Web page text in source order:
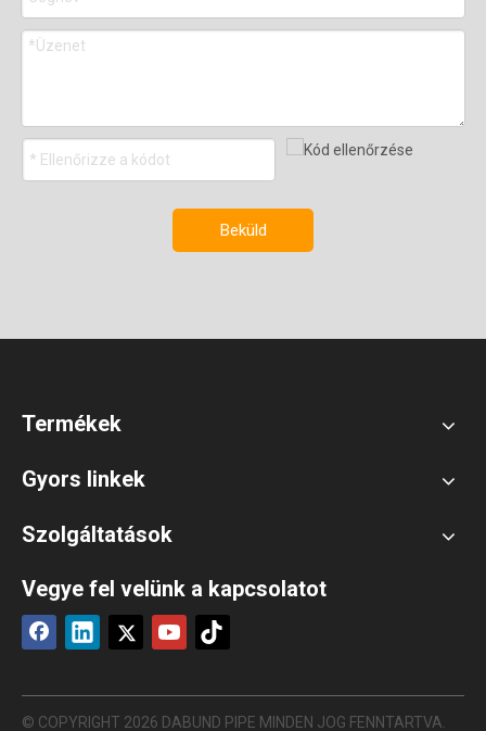
Beküld
Termékek
Gyors linkek
Szolgáltatások
Vegye fel velünk a kapcsolatot
© COPYRIGHT 2026 DABUND PIPE MINDEN JOG FENNTARTVA.